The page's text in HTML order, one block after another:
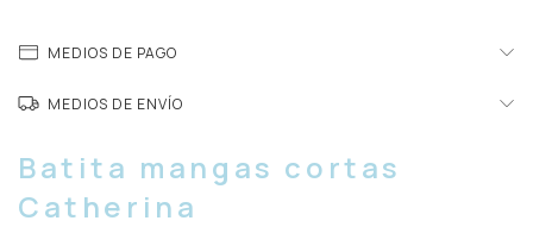
MEDIOS DE PAGO
MEDIOS DE ENVÍO
Batita mangas cortas
Catherina